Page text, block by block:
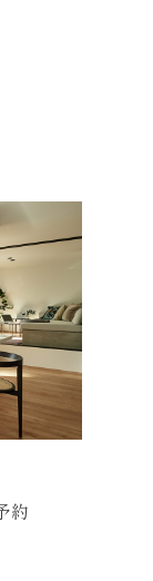
約